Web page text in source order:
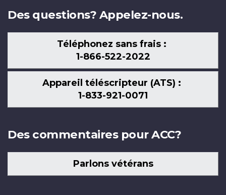
Des questions? Appelez-nous.
Téléphonez sans frais :
1-866-522-2022
Appareil téléscripteur (ATS) :
1-833-921-0071
Des commentaires pour ACC?
Parlons vétérans